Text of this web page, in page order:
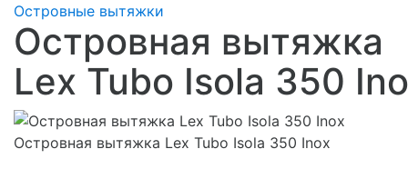
Островные вытяжки
Островная вытяжка
Lex Tubo Isola 350
Островная вытяжка Lex Tubo Isola 350 Inox